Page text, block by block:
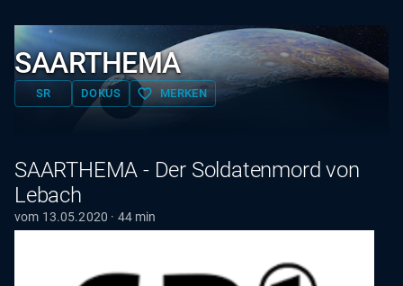
SAARTHEMA
SR DOKUS favorite_border MERKEN
SAARTHEMA - Der Soldatenmord von
Lebach
vom 13.05.2020 · 44 min